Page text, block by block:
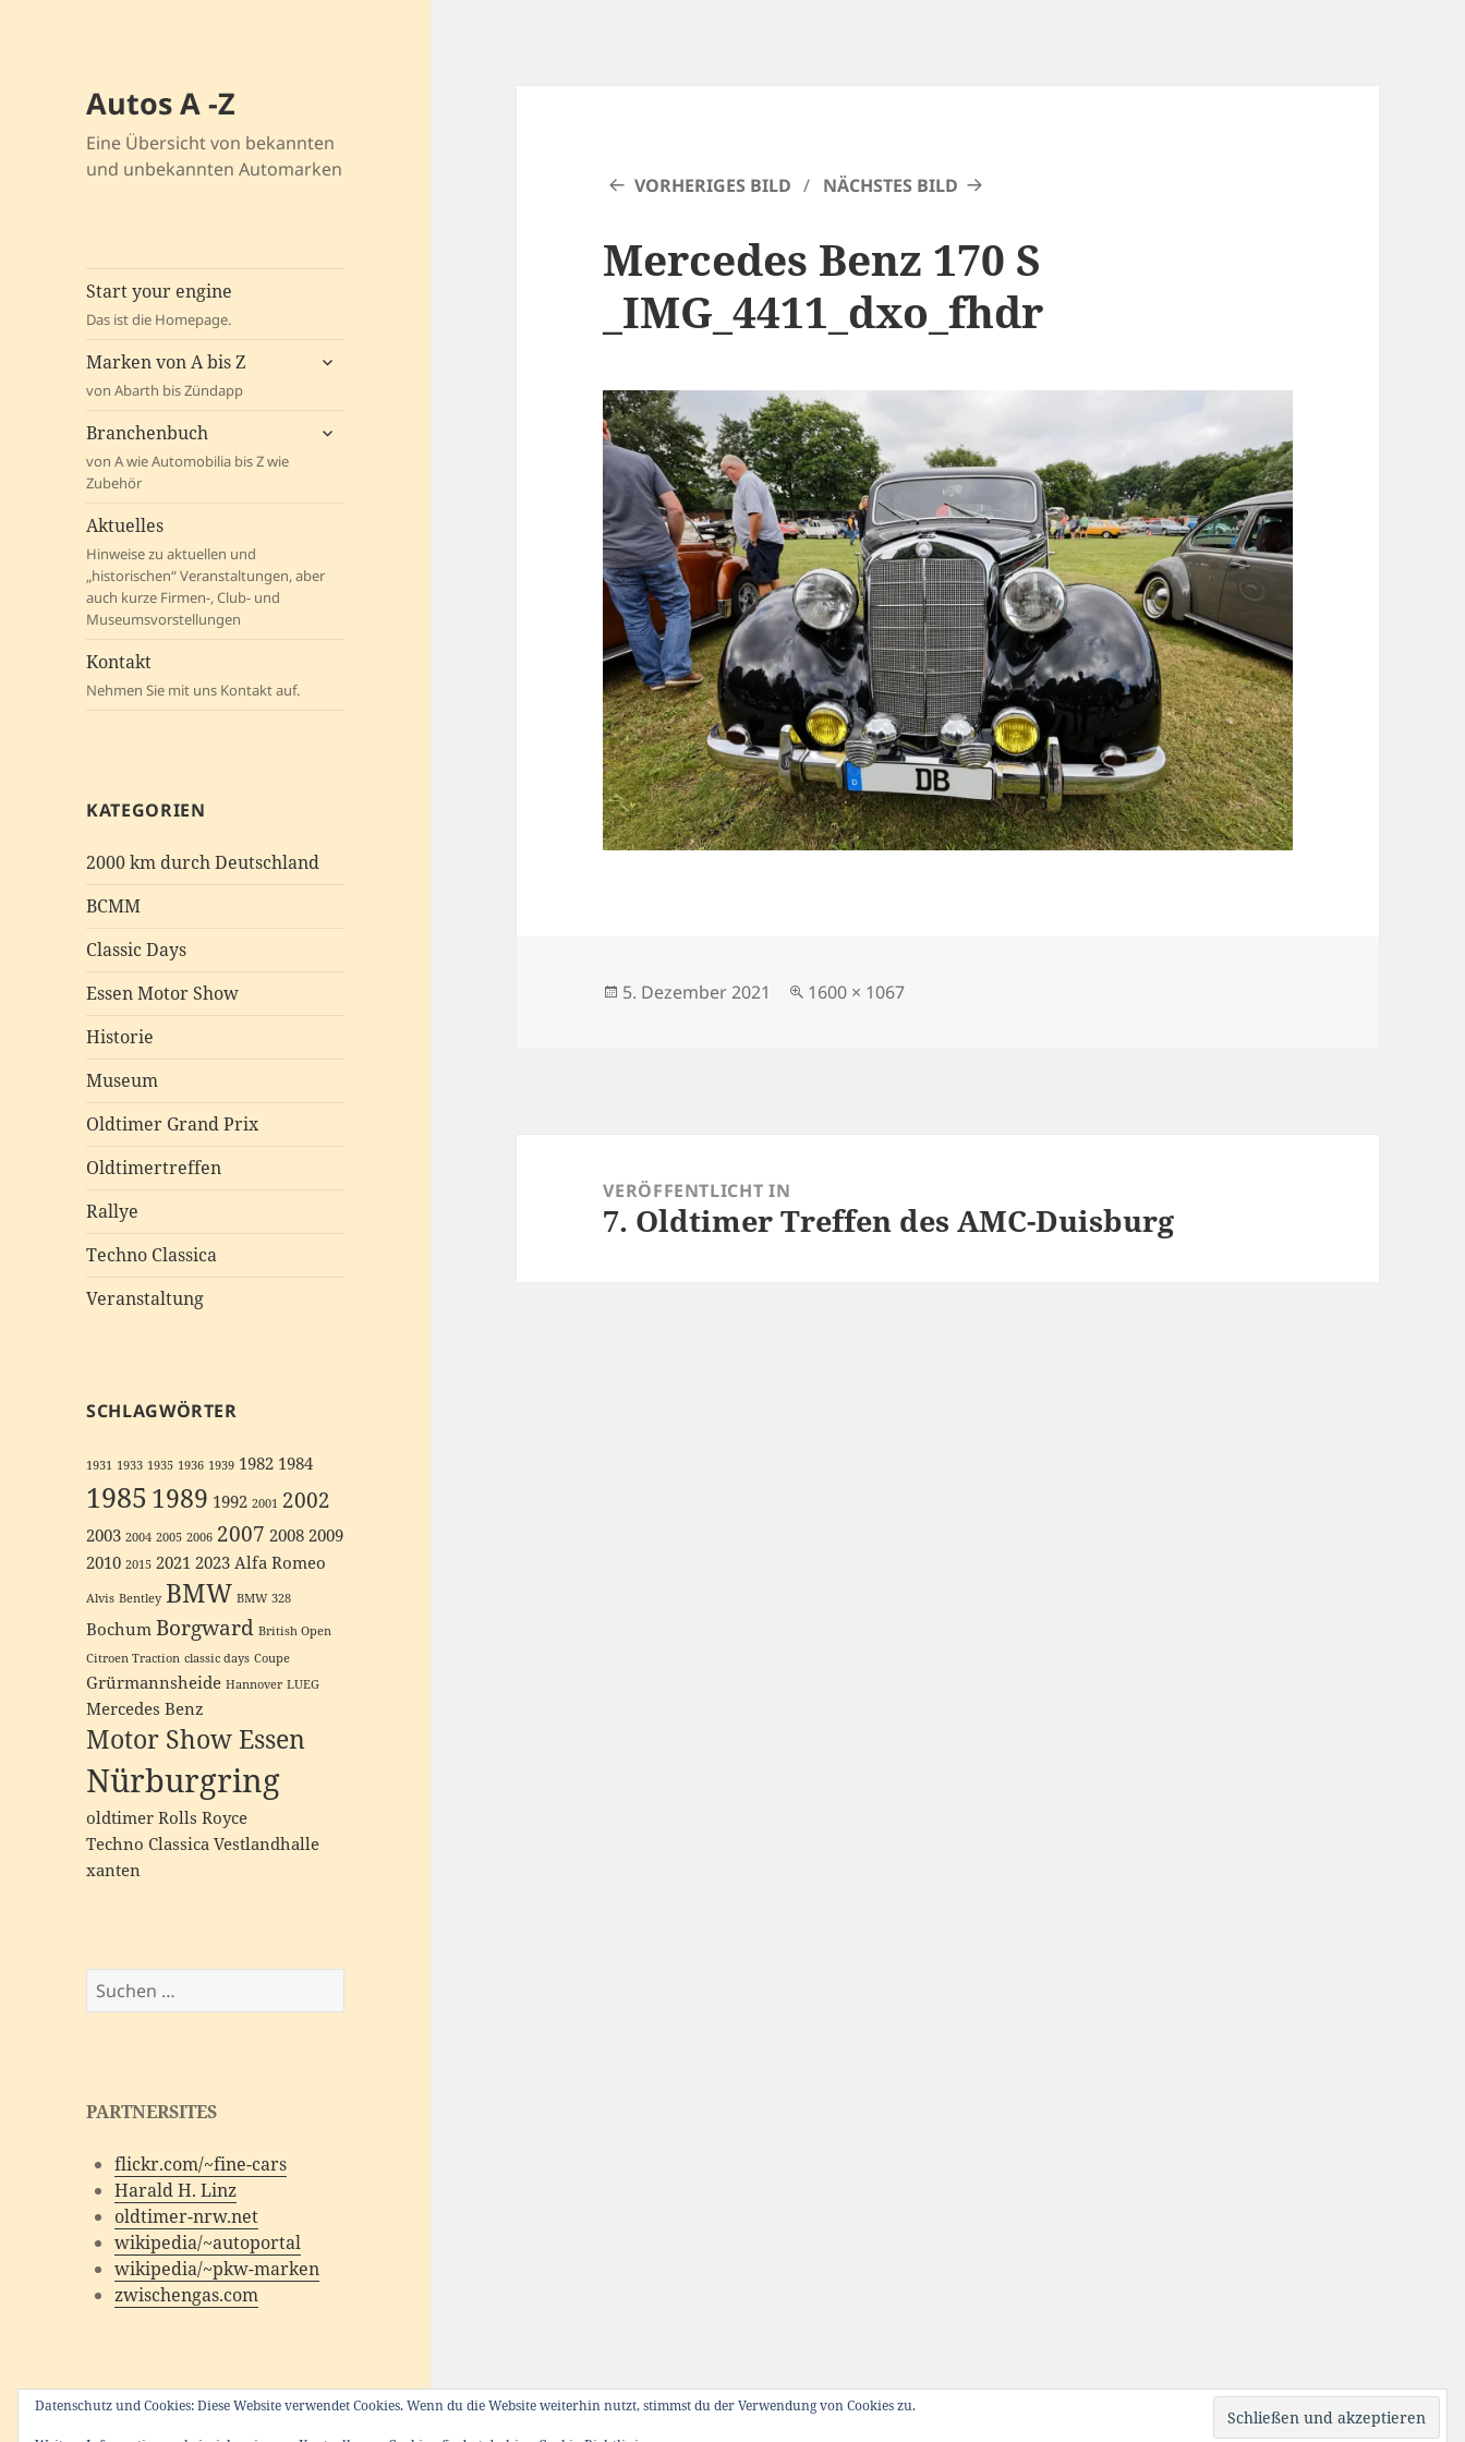
Autos A -Z
Eine Übersicht von bekannten
und unbekannten Automarken
Start your engine
Das ist die Homepage.
Marken von A bis Z
von Abarth bis Zündapp
untermenü
Branchenbuch
von A wie Automobilia bis Z wie
Zubehör
untermenü
Aktuelles
Hinweise zu aktuellen und
„historischen“ Veranstaltungen, aber
auch kurze Firmen-, Club- und
Museumsvorstellungen
Kontakt
Nehmen Sie mit uns Kontakt auf.
KATEGORIEN
2000 km durch Deutschland
BCMM
Classic Days
Essen Motor Show
Historie
Museum
Oldtimer Grand Prix
Oldtimertreffen
Rallye
Techno Classica
Veranstaltung
SCHLAGWÖRTER
1931 1933 1935 1936 1939 1982 1984
19851989 1992 2001 2002
2003 2004 2005 2006 2007 20082009
2010 2015 2021 2023Alfa Romeo
Alvis Bentley BMW BMW 328
BochumBorgward British Open
Citroen Traction classic days Coupe
Grürmannsheide Hannover LUEG
Mercedes Benz
Motor Show Essen
Nürburgring
oldtimerRolls Royce
Techno ClassicaVestlandhalle
xanten
Suchen
nach:
PARTNERSITES
flickr.com/~fine-cars
Harald H. Linz
oldtimer-nrw.net
wikipedia/~autoportal
wikipedia/~pkw-marken
zwischengas.com
VORHERIGES BILD NÄCHSTES BILD
Mercedes Benz 170 S
_IMG_4411_dxo_fhdr
Veröffentlicht
5. Dezember 2021 Originalgröße
1600 × 1067
VERÖFFENTLICHT IN
7. Oldtimer Treffen des AMC-Duisburg
Datenschutz und Cookies: Diese Website verwendet Cookies. Wenn du die Website weiterhin nutzt, stimmst du der Verwendung von Cookies zu.